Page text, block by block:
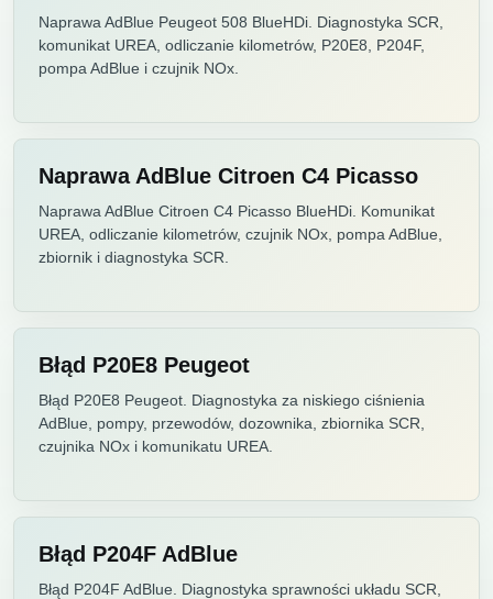
Naprawa AdBlue Peugeot 508 BlueHDi. Diagnostyka SCR,
komunikat UREA, odliczanie kilometrów, P20E8, P204F,
pompa AdBlue i czujnik NOx.
Naprawa AdBlue Citroen C4 Picasso
Naprawa AdBlue Citroen C4 Picasso BlueHDi. Komunikat
UREA, odliczanie kilometrów, czujnik NOx, pompa AdBlue,
zbiornik i diagnostyka SCR.
Błąd P20E8 Peugeot
Błąd P20E8 Peugeot. Diagnostyka za niskiego ciśnienia
AdBlue, pompy, przewodów, dozownika, zbiornika SCR,
czujnika NOx i komunikatu UREA.
Błąd P204F AdBlue
Błąd P204F AdBlue. Diagnostyka sprawności układu SCR,